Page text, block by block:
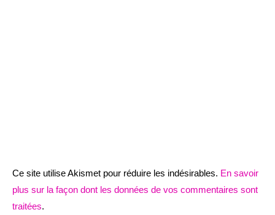
Ce site utilise Akismet pour réduire les indésirables. En savoir
plus sur la façon dont les données de vos commentaires sont
traitées.